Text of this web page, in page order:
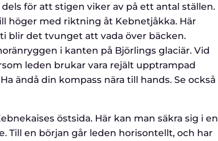
för att stigen viker av på ett antal ställen.
höger med riktning åt Kebnetjåkka. Här
blir det tvunget att vada över bäcken.
i kanten på Björlings glaciär. Vid
leden brukar vara rejält upptrampad
ändå din kompass nära till hands. Se också
östsida. Här kan man säkra sig i en
Till en början går leden horisontellt, och har